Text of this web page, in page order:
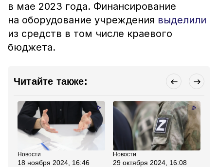
в мае 2023 года. Финансирование
на оборудование учреждения выделили
из средств в том числе краевого
бюджета.
Читайте также:
Новости
18 ноября 2024, 16:46
Новости
29 октября 2024, 16:08